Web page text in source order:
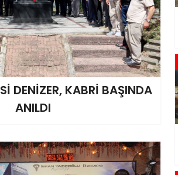
DENİZER, KABRİ BAŞINDA
ANILDI